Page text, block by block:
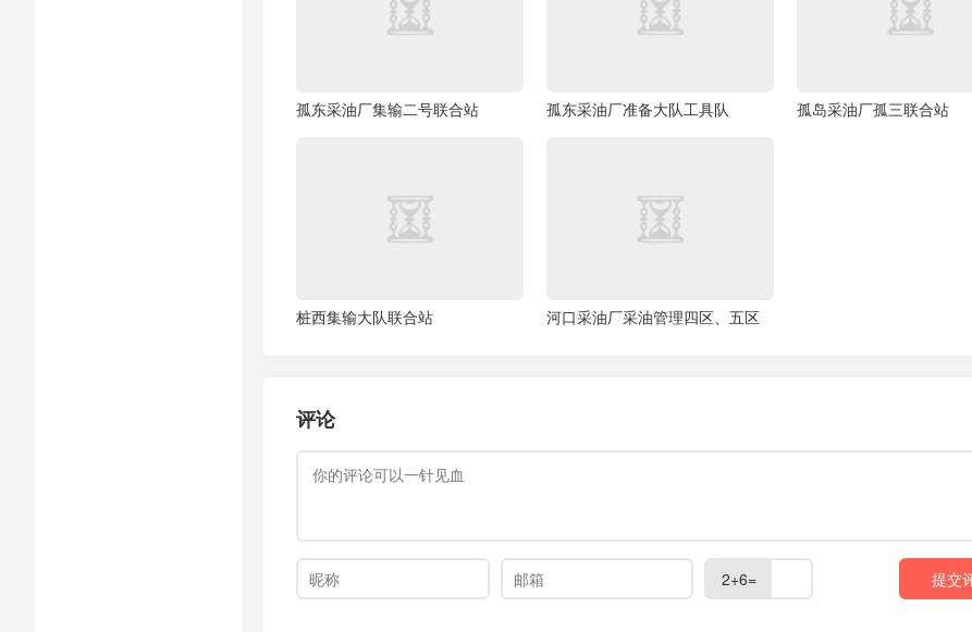
孤东采油厂集输二号联合站 孤东采油厂准备大队工具队 孤岛采油厂孤三联合站
桩西集输大队联合站 河口采油厂采油管理四区、五区
评论
2+6=